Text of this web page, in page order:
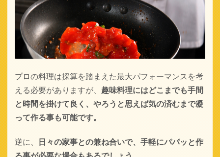
プロの料理は採算を踏まえた最大パフォーマンスを考
える必要がありますが、 趣味料理にはどこまでも手間
と時間を掛けて良く、やろうと思えば気の済むまで凝
って作る事も可能です。
逆に、 日々の家事との兼ね合いで、 手軽にパパッと作